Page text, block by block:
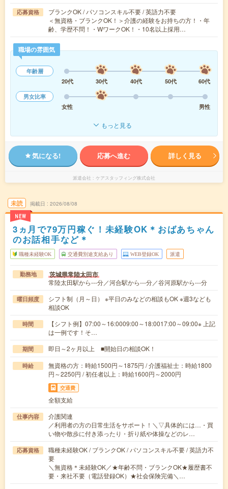
応募資格
ブランクOK / パソコンスキル不要 / 英語力不要
＜無資格・ブランクOK！＞介護の経験をお持ちの方！・年
齢、学歴不問！・WワークOK！・10名以上採用…
職場の雰囲気
年齢層
20代
30代 40代 50代
60代
男女比率
女性
男性
もっと見る
気になる! 応募へ進む 詳しく見る
派遣会社 ケアスタッフィング株式会社
未読
NEW
掲載日 2026/08/08
3ヵ月で79万円稼ぐ！未経験OK＊おばあちゃん
のお話相手など＊
職種未経験OK 交通費別途支給あり WEB登録OK 派遣
勤務地 茨城県常陸太田市
常陸太田駅から---分／河合駅から---分／谷河原駅から---分
曜日頻度
シフト制（月～日） ※平日のみなどの相談もOK ※週3なども
相談OK
時間
【シフト例】07:00～16:0009:00～18:0017:00～09:00※ 上記
は一例です！そ…
期間 即日～2ヶ月以上 ■開始日の相談OK！
時給
無資格の方：時給1500円～1875円 / 介護福祉士：時給1800
円～2250円 / 初任者以上：時給1600円～2000円
交通費
全額支給
仕事内容
介護関連
／利用者の方の日常生活をサポート！＼▽具体的には…・買
い物や散歩に付き添ったり・折り紙や体操などのレ…
応募資格
職種未経験OK / ブランクOK / パソコンスキル不要 / 英語力不
要
＼無資格＊未経験OK／★年齢不問・ブランクOK★履歴書不
要・来社不要（電話登録OK）★社会保険完備＼…